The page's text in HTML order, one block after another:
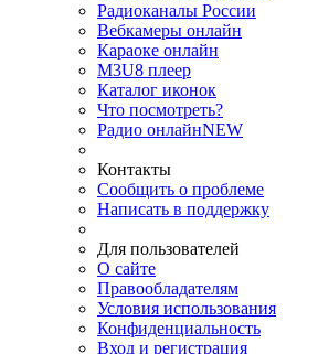
Радиоканалы России
Вебкамеры онлайн
Караоке онлайн
M3U8 плеер
Каталог иконок
Что посмотреть?
Радио онлайнNEW
Контакты
Сообщить о проблеме
Написать в поддержку
Для пользователей
О сайте
Правообладателям
Условия использования
Конфиденциальность
Вход и регистрация